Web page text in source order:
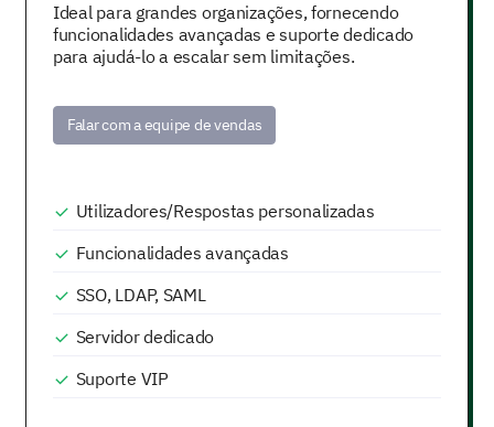
Ideal para grandes organizações, fornecendo
funcionalidades avançadas e suporte dedicado
para ajudá-lo a escalar sem limitações.
Falar com a equipe de vendas
Utilizadores/Respostas personalizadas
Funcionalidades avançadas
SSO, LDAP, SAML
Servidor dedicado
Suporte VIP